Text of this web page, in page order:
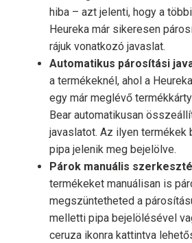
hiba – azt jelenti, hogy a
Heureka már sikeresen
rájuk vonatkozó javaslat.
Automatikus párosítási
a termékeknél, ahol a
egy már meglévő
Bear automatikusan
javaslatot. Az ilyen termékek
pipa jelenik meg bejelölve.
Párok manuális
termékeket manuálisan is
megszüntetheted a
melletti pipa bejelölésével
ceruza ikonra kattintva